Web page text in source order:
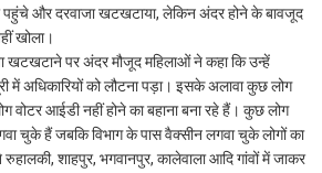
पहुंचे और दरवाजा खटखटाया, लेकिन अंदर होने के बावजूद
खोला।
खटखटाने पर अंदर मौजूद महिलाओं ने कहा कि उन्हें
में अधिकारियों को लौटना पड़ा। इसके अलावा कुछ लोग
वोटर आईडी नहीं होने का बहाना बना रहे हैं। कुछ लोग
चुके हैं जबकि विभाग के पास वैक्सीन लगवा चुके लोगों का
रुहालकी, शाहपुर, भगवानपुर, कालेवाला आदि गांवों में जाकर